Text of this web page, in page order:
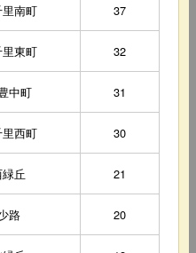
里南町 37
里東町 32
中町 31
里西町 30
丘 21
路 20